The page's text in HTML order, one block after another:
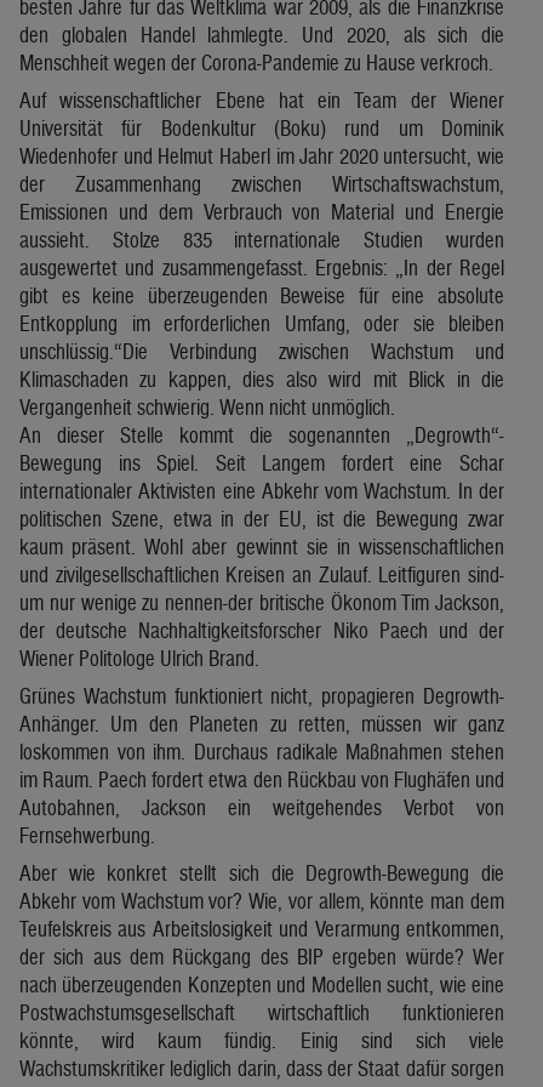
besten Jahre für das Weltklima war 2009, als die Finanzkrise
den globalen Handel lahmlegte. Und 2020, als sich die
Menschheit wegen der Corona-Pandemie zu Hause verkroch.
Auf wissenschaftlicher Ebene hat ein Team der Wiener
Universität für Bodenkultur (Boku) rund um Dominik
Wiedenhofer und Helmut Haberl im Jahr 2020 untersucht, wie
der Zusammenhang zwischen Wirtschaftswachstum,
Emissionen und dem Verbrauch von Material und Energie
aussieht. Stolze 835 internationale Studien wurden
ausgewertet und zusammengefasst. Ergebnis: „In der Regel
gibt es keine überzeugenden Beweise für eine absolute
Entkopplung im erforderlichen Umfang, oder sie bleiben
unschlüssig.“Die Verbindung zwischen Wachstum und
Klimaschaden zu kappen, dies also wird mit Blick in die
Vergangenheit schwierig. Wenn nicht unmöglich.
An dieser Stelle kommt die sogenannten „Degrowth“-
Bewegung ins Spiel. Seit Langem fordert eine Schar
internationaler Aktivisten eine Abkehr vom Wachstum. In der
politischen Szene, etwa in der EU, ist die Bewegung zwar
kaum präsent. Wohl aber gewinnt sie in wissenschaftlichen
und zivilgesellschaftlichen Kreisen an Zulauf. Leitfiguren sind-
um nur wenige zu nennen-der britische Ökonom Tim Jackson,
der deutsche Nachhaltigkeitsforscher Niko Paech und der
Wiener Politologe Ulrich Brand.
Grünes Wachstum funktioniert nicht, propagieren Degrowth-
Anhänger. Um den Planeten zu retten, müssen wir ganz
loskommen von ihm. Durchaus radikale Maßnahmen stehen
im Raum. Paech fordert etwa den Rückbau von Flughäfen und
Autobahnen, Jackson ein weitgehendes Verbot von
Fernsehwerbung.
Aber wie konkret stellt sich die Degrowth-Bewegung die
Abkehr vom Wachstum vor? Wie, vor allem, könnte man dem
Teufelskreis aus Arbeitslosigkeit und Verarmung entkommen,
der sich aus dem Rückgang des BIP ergeben würde? Wer
nach überzeugenden Konzepten und Modellen sucht, wie eine
Postwachstumsgesellschaft wirtschaftlich funktionieren
könnte, wird kaum fündig. Einig sind sich viele
Wachstumskritiker lediglich darin, dass der Staat dafür sorgen